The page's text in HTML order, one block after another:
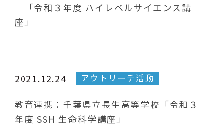
「令和３年度 ハイレベルサイエンス講
座」
2021.12.24 アウトリーチ活動
教育連携：千葉県立長生高等学校「令和３
年度 SSH 生命科学講座」